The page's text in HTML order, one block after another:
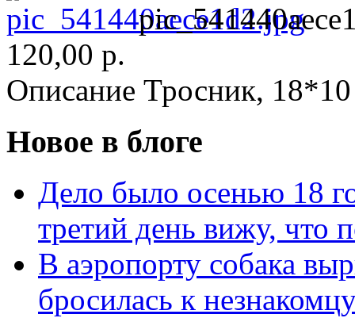
120,00 р.
Описание Тросник,
Новое в блоге
Дело было осенью 18
третий день вижу, что
В аэропорту собака
бросилась к